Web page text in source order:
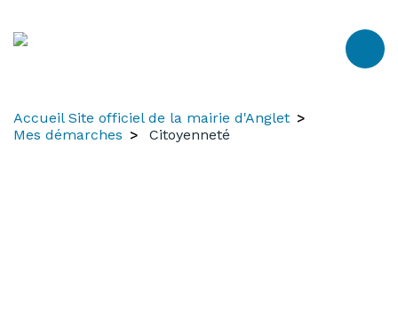
Accueil Site officiel de la mairie d'Anglet
Mes démarches
Citoyenneté